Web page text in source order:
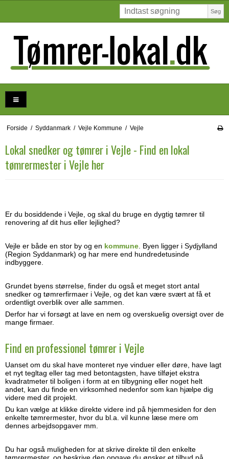
Søg
Forside / Syddanmark / Vejle Kommune / Vejle
Lokal snedker og tømrer i Vejle - Find en lokal
tømrermester i Vejle her
Er du bosiddende i Vejle, og skal du bruge en dygtig tømrer til
renovering af dit hus eller lejlighed?
Vejle er både en stor by og en kommune. Byen ligger i Sydjylland
(Region Syddanmark) og har mere end hundredetusinde
indbyggere.
Grundet byens størrelse, finder du også et meget stort antal
snedker og tømrerfirmaer i Vejle, og det kan være svært at få et
ordentligt overblik over alle sammen.
Derfor har vi forsøgt at lave en nem og overskuelig oversigt over de
mange firmaer.
Find en professionel tømrer i Vejle
Uanset om du skal have monteret nye vinduer eller døre, have lagt
et nyt tegltag eller tag med betontagsten, have tilføjet ekstra
kvadratmeter til boligen i form at en tilbygning eller noget helt
andet, kan du finde en virksomhed nedenfor som kan hjælpe dig
videre med dit projekt.
Du kan vælge at klikke direkte videre ind på hjemmesiden for den
enkelte tømrermester, hvor du bl.a. vil kunne læse mere om
dennes arbejdsopgaver mm.
Du har også muligheden for at skrive direkte til den enkelte